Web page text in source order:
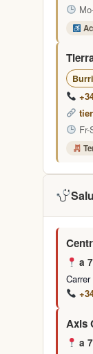
a
Axis
a